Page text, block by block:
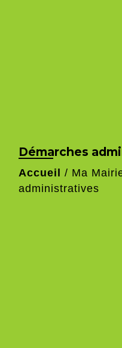
Démarches
Accueil / Ma
administratives